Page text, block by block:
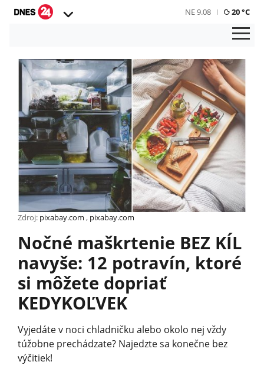
NE 9.08 20 °C
Zdroj: pixabay.com , pixabay.com
Nočné maškrtenie BEZ KÍL
navyše: 12 potravín, ktoré
si môžete dopriať
KEDYKOĽVEK
Vyjedáte v noci chladničku alebo okolo nej vždy
túžobne prechádzate? Najedzte sa konečne bez
výčitiek!